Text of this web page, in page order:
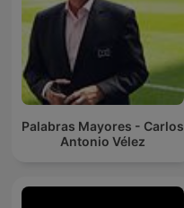
Palabras Mayores - Carlos
Antonio Vélez